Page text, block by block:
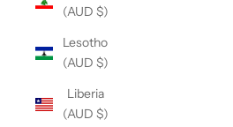
(AUD $)
Lesotho
(AUD $)
Liberia
(AUD $)